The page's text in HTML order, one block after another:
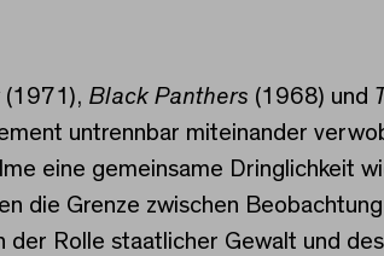
(1971), Black Panthers (1968) und
untrennbar miteinander
eine gemeinsame Dringlichkeit
die Grenze zwischen
Rolle staatlicher Gewalt und